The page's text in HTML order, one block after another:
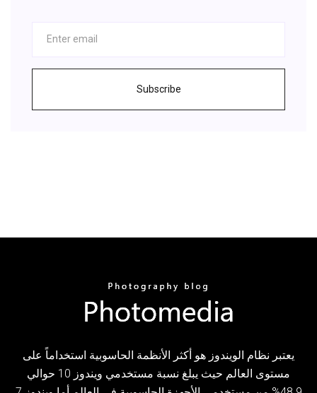
Subscribe
يعتبر نظام الويندوز هو أكثر الأنظمة الحاسوبية استخداماً على
مستوى العالم حيث يبلغ نسبة مستخدمي ويندوز 10 حوالي